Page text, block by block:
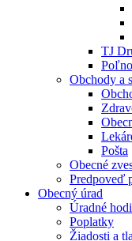
TJ
Obchody a
Pošta
Obecné
Predpoveď
Obecný úrad
Úradné
Poplatky
Žiadosti a